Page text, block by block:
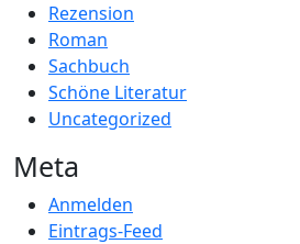
Rezension
Roman
Sachbuch
Schöne Literatur
Uncategorized
Meta
Anmelden
Eintrags-Feed